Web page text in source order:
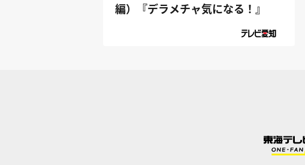
編）『デラメチャ気になる！』